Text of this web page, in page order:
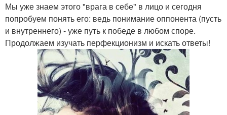
Мы уже знаем этого "врага в себе" в лицо и сегодня
попробуем понять его: ведь понимание оппонента (пусть
и внутреннего) - уже путь к победе в любом споре.
Продолжаем изучать перфекционизм и искать ответы!